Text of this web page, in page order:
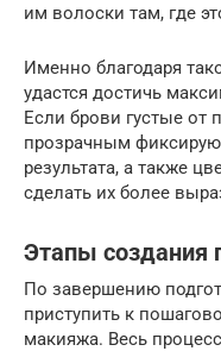
им волоски там, где
Именно благодаря
удастся достичь
Если брови густые от
прозрачным
результата, а также
сделать их более
Этапы создания
По завершению
приступить к
макияжа. Весь